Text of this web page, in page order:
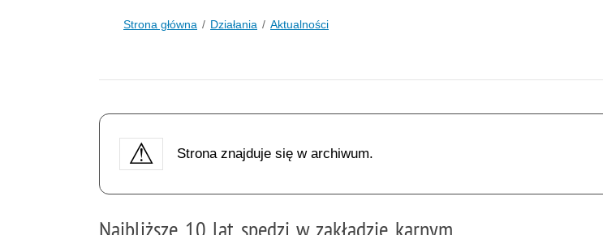
Strona główna Działania Aktualności
Strona znajduje się w archiwum.
Najbliższe 10 lat spędzi w zakładzie karnym